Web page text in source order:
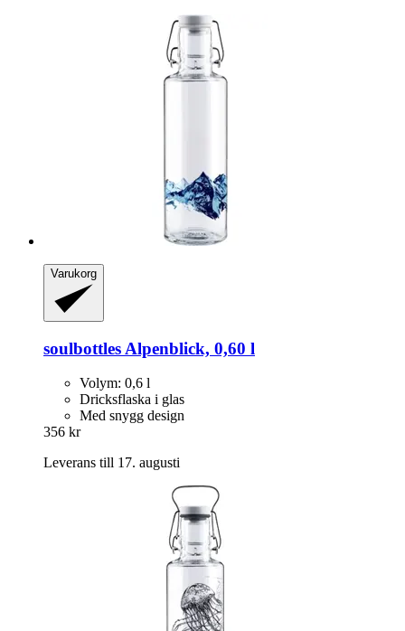
Varukorg
soulbottles Alpenblick, 0,60 l
Volym: 0,6 l
Dricksflaska i glas
Med snygg design
356 kr
Leverans till 17. augusti